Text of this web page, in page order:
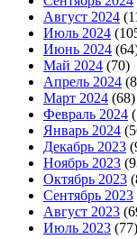
Август 2024
Июль 2024
Июнь 2024
Май 2024 (70)
Апрель 2024
Март 2024 (68)
Февраль 2024
Январь 2024
Декабрь 2023
Ноябрь 2023
Октябрь 2023
Сентябрь 2023
Август 2023
Июль 2023 (77)